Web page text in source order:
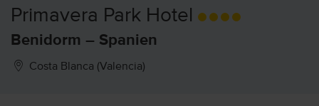
Primavera Park Hotel
Benidorm – Spanien
Costa Blanca (Valencia)